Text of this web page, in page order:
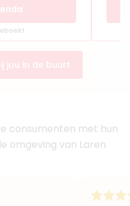
jou in de buurt
consumenten met hun
omgeving van Laren.